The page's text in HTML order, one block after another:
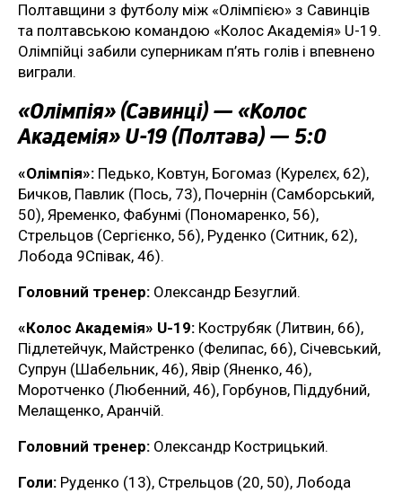
Полтавщини з футболу між «Олімпією» з Савинців
та полтавською командою «Колос Академія» U-19.
Олімпійці забили суперникам п’ять голів і впевнено
виграли.
«Олімпія» (Савинці) — «Колос
Академія» U-19 (Полтава) — 5:0
«Олімпія»: Педько, Ковтун, Богомаз (Курелєх, 62),
Бичков, Павлик (Пось, 73), Почернін (Самборський,
50), Яременко, Фабунмі (Пономаренко, 56),
Стрельцов (Сергієнко, 56), Руденко (Ситник, 62),
Лобода 9Співак, 46).
Головний тренер: Олександр Безуглий.
«Колос Академія» U-19: Кострубяк (Литвин, 66),
Підлетейчук, Майстренко (Фелипас, 66), Січевський,
Супрун (Шабельник, 46), Явір (Яненко, 46),
Моротченко (Любенний, 46), Горбунов, Піддубний,
Мелащенко, Аранчій.
Головний тренер: Олександр Кострицький.
Голи: Руденко (13), Стрельцов (20, 50), Лобода